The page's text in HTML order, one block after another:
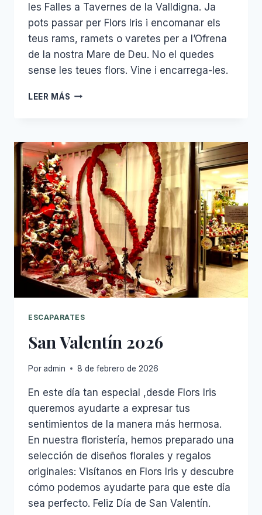
les Falles a Tavernes de la Valldigna. Ja
pots passar per Flors Iris i encomanar els
teus rams, ramets o varetes per a l’Ofrena
de la nostra Mare de Deu. No el quedes
sense les teues flors. Vine i encarrega-les.
LEER MÁS FALLES
ESCAPARATES
San Valentín 2026
Poradmin 8 de febrero de 2026
En este día tan especial ,desde Flors Iris
queremos ayudarte a expresar tus
sentimientos de la manera más hermosa.
En nuestra floristería, hemos preparado una
selección de diseños florales y regalos
originales: Visítanos en Flors Iris y descubre
cómo podemos ayudarte para que este día
sea perfecto. Feliz Día de San Valentín.